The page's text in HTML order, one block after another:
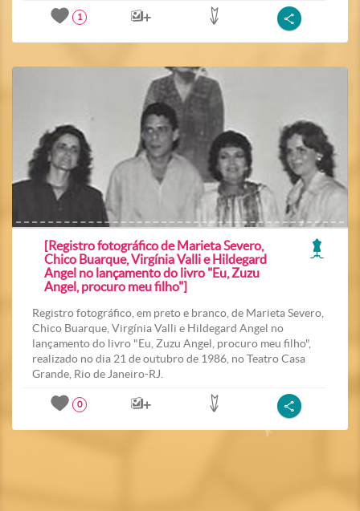
1
[Registro fotográfico de Marieta Severo,
Chico Buarque, Virgínia Valli e Hildegard
Angel no lançamento do livro "Eu, Zuzu
Angel, procuro meu filho"]
Registro fotográfico, em preto e branco, de Marieta Severo,
Chico Buarque, Virgínia Valli e Hildegard Angel no
lançamento do livro "Eu, Zuzu Angel, procuro meu filho",
realizado no dia 21 de outubro de 1986, no Teatro Casa
Grande, Rio de Janeiro-RJ.
0